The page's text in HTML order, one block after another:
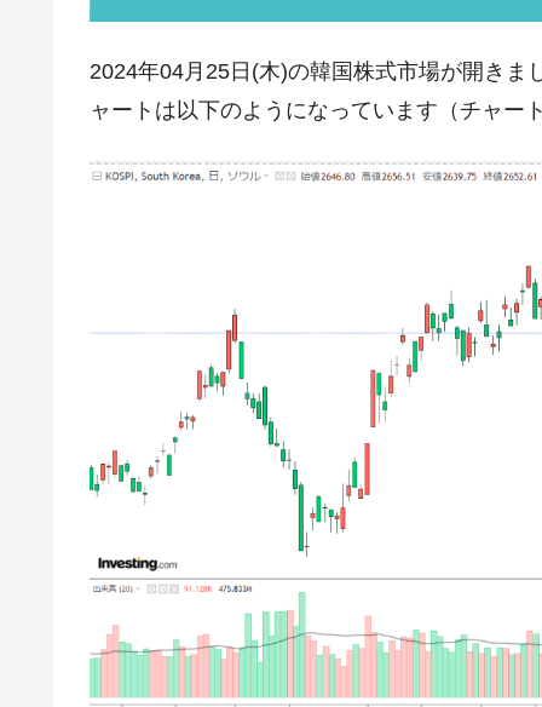
『Money1』 韓国･李在明さっそく不動産対策で浅薄
『Money1』 韓国は「中国と同じく」投資に不適格
韓国･外為取引量「1日当たり1,214.4
韓国･帰ってきた李在明。李在明を支
韓国大統領府ボンクラ政策室長が告
韓国･警察職員が「丸刈りになって抗議
『Money1』 中国だけが鉄鋼輸出を異常増加させる
『Money1』 韓国製造業「半導体絶好調」のウラ
『Money1』 【米韓激突案件】韓国消費者院が『
韓国で猛暑。南東部では干ばつ
『Money1』 韓国型イージス搭載の次世代駆逐艦「
『Money1』 【対日本円】ウォン安が急進！ 日米
韓国政府『BYD』車への補助金を全
1.9倍！
2024年04月25日(木)の韓国株式市場が開きま
ャートは以下のようになっています（チャー